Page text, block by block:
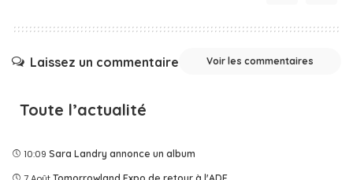
Laissez un commentaire Voir les commentaires
Toute l’actualité
10:09 Sara Landry annonce un album